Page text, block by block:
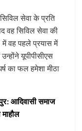
सेवा के प्रति
वह सिविल सेवा की
में वह पहले प्रयास में
यूपीपीसीएस
का फल हमेशा मीठा
आदिवासी समाज